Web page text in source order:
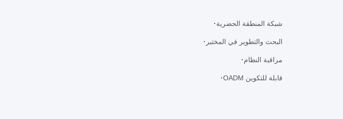
·شبكة المنطقة الحضرية
· البحث والتطوير في المختبر
·مراقبة النظام
· OADM قابلة للتكوين